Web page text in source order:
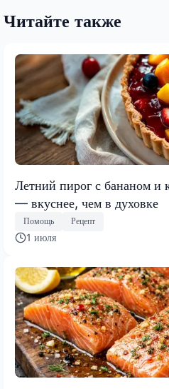
Читайте также
Летний пирог с бананом и
— вкуснее, чем в духовке
Помощь Рецепт
1 июля